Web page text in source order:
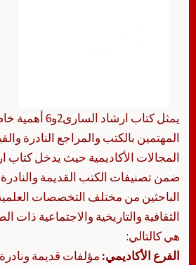
يمثل كتاب ارشاد
المهتمين بالكتب والمراجع النادرة
ضمن تصنيفات الكتب القديمة والنادرة
الباحثين من مختلف التخصصات
الثقافية والتاريخية والاجتماعية ذات
هي كالتالي:
الفرع الأكاديمي: مؤلفات قديمة ونادرة